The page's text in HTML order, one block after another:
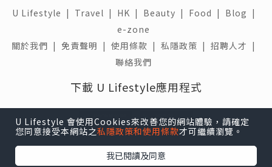
U Lifestyle | Travel | HK | Beauty | Food | Blog |
e-zone
關於我們 | 免責聲明 | 使用條款 | 私隱政策 | 招聘人才 |
聯絡我們
下載 U Lifestyle應用程式
U Lifestyle 會使用Cookies來改善您的網站體驗，請確定
您同意接受本網站之私隱政策和使用條款才可繼續瀏覽。
我已閱讀及同意